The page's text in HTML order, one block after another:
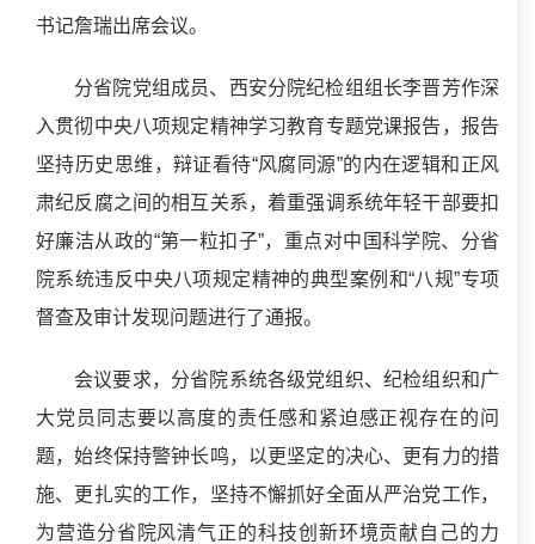
书记詹瑞出席会议。
分省院党组成员、西安分院纪检组组长李晋芳作深
入贯彻中央八项规定精神学习教育专题党课报告，报告
坚持历史思维，辩证看待“风腐同源”的内在逻辑和正风
肃纪反腐之间的相互关系，着重强调系统年轻干部要扣
好廉洁从政的“第一粒扣子”，重点对中国科学院、分省
院系统违反中央八项规定精神的典型案例和“八规”专项
督查及审计发现问题进行了通报。
会议要求，分省院系统各级党组织、纪检组织和广
大党员同志要以高度的责任感和紧迫感正视存在的问
题，始终保持警钟长鸣，以更坚定的决心、更有力的措
施、更扎实的工作，坚持不懈抓好全面从严治党工作，
为营造分省院风清气正的科技创新环境贡献自己的力